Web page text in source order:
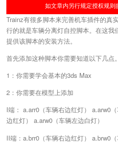
如文章内另行规定授权规则
Trainz有很多脚本来完善机车插件的真
行的就是车辆分离灯自控脚本。在这
提供该脚本的安装方法。
首先添加这种脚本你需要知道以下几点。
1：你需要学会基本的3ds Max
2：你需要在模型上添加
I端： a.arr0（车辆右边红灯） a.arw0
边红灯） a.arw0（车辆左边白灯）
II端：a.brr0（车辆右边红灯） a.brw0